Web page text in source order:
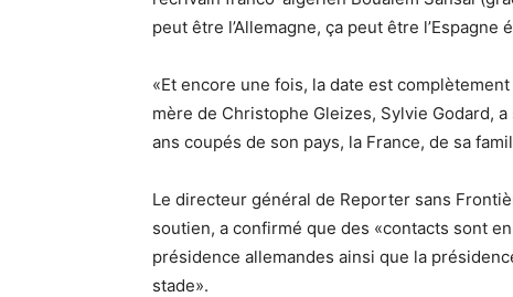
peut être l’Allemagne, ça peut être
«Et encore une fois, la date est
mère de Christophe Gleizes, Sylvie Godard,
ans coupés de son pays, la France, de sa
Le directeur général de Reporter sans
soutien, a confirmé que des «contacts sont
présidence allemandes ainsi que la
stade».